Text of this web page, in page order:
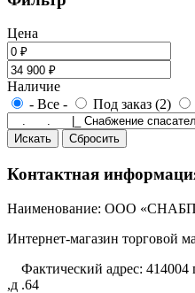
Цена
Наличие
- Все -
Под заказ (2)
Контактная
Наименование: ООО
Интернет-магазин торговой
Фактический адрес: 414004
,д .64